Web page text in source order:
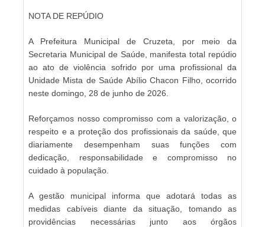
NOTA DE REPÚDIO
A Prefeitura Municipal de Cruzeta, por meio da
Secretaria Municipal de Saúde, manifesta total repúdio
ao ato de violência sofrido por uma profissional da
Unidade Mista de Saúde Abílio Chacon Filho, ocorrido
neste domingo, 28 de junho de 2026.
Reforçamos nosso compromisso com a valorização, o
respeito e a proteção dos profissionais da saúde, que
diariamente desempenham suas funções com
dedicação, responsabilidade e compromisso no
cuidado à população.
A gestão municipal informa que adotará todas as
medidas cabíveis diante da situação, tomando as
providências necessárias junto aos órgãos